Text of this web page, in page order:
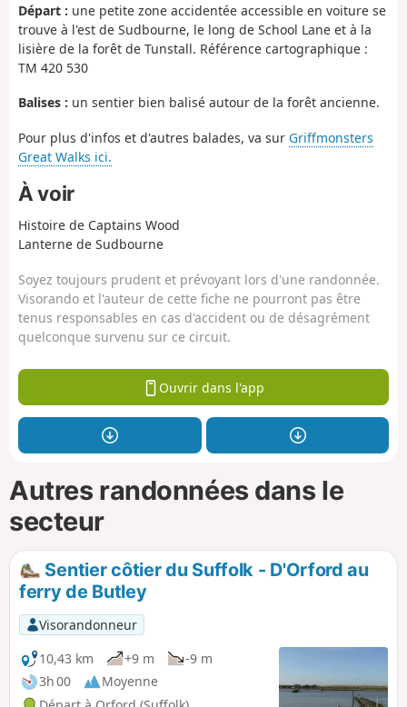
Départ : une petite zone accidentée accessible en voiture se
trouve à l'est de Sudbourne, le long de School Lane et à la
lisière de la forêt de Tunstall. Référence cartographique :
TM 420 530
Balises : un sentier bien balisé autour de la forêt ancienne.
Pour plus d'infos et d'autres balades, va sur Griffmonsters
Great Walks ici.
À voir
Histoire de Captains Wood
Lanterne de Sudbourne
Soyez toujours prudent et prévoyant lors d'une randonnée.
Visorando et l'auteur de cette fiche ne pourront pas être
tenus responsables en cas d'accident ou de désagrément
quelconque survenu sur ce circuit.
Ouvrir dans l'app
Autres randonnées dans le
secteur
Sentier côtier du Suffolk - D'Orford au
ferry de Butley
Visorandonneur
10,43 km
+9 m
-9 m
3h 00
Moyenne